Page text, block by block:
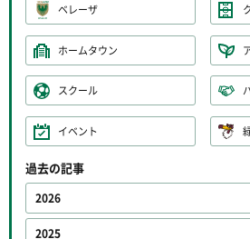
ベレーザ
ホームタウン
スクール
イベント
過去の記事
2026
2025